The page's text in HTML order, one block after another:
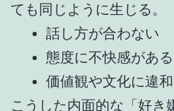
ても同じように生じる。
話し方が合わない
態度に不快感がある
価値観や文化に違
こうした内面的な「好き